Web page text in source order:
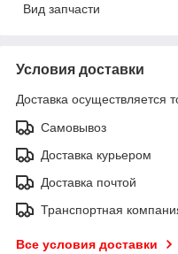
Вид запчасти
Условия доставки
Доставка осуществляется
Самовывоз
Доставка курьером
Доставка почтой
Транспортная
Все условия доставки